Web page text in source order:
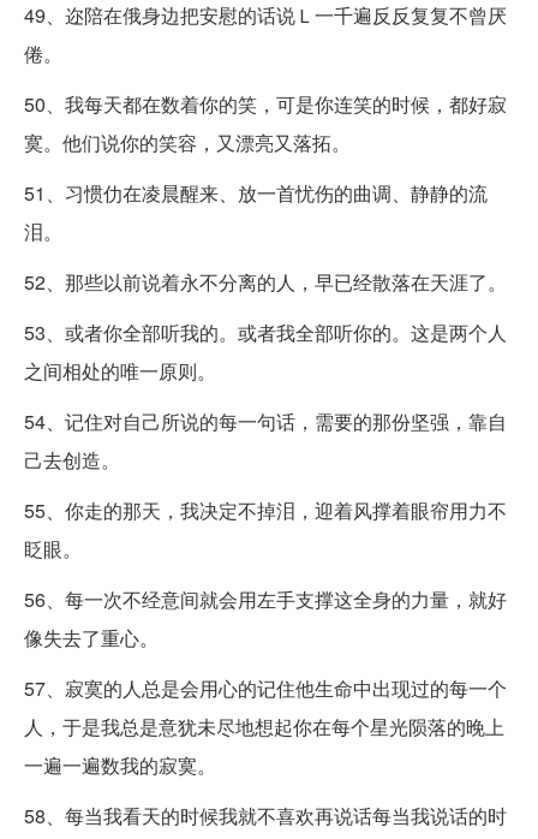
49、迩陪在俄身边把安慰的话说Ｌ一千遍反反复复不曾厌
倦。
50、我每天都在数着你的笑，可是你连笑的时候，都好寂
寞。他们说你的笑容，又漂亮又落拓。
51、习惯仂在凌晨醒来、放一首忧伤的曲调、静静的流
泪。
52、那些以前说着永不分离的人，早已经散落在天涯了。
53、或者你全部听我的。或者我全部听你的。这是两个人
之间相处的唯一原则。
54、记住对自己所说的每一句话，需要的那份坚强，靠自
己去创造。
55、你走的那天，我决定不掉泪，迎着风撑着眼帘用力不
眨眼。
56、每一次不经意间就会用左手支撑这全身的力量，就好
像失去了重心。
57、寂寞的人总是会用心的记住他生命中出现过的每一个
人，于是我总是意犹未尽地想起你在每个星光陨落的晚上
一遍一遍数我的寂寞。
58、每当我看天的时候我就不喜欢再说话每当我说话的时